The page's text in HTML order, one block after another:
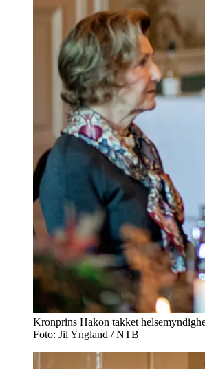
Kronprins Hakon takket
Foto: Jil Yngland / NTB